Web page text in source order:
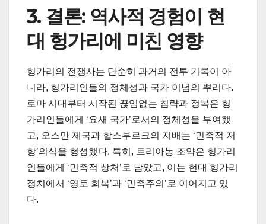
3. 결론: 역사적 경험이 현
대 헝가리에 미친 영향
헝가리의 전쟁사는 단순히 과거의 전투 기록이 아
니라, 헝가리인들의 정체성과 국가 이념의 뿌리다.
로마 시대부터 시작된 끊임없는 침략과 정복은 헝
가리인들에게 ‘요새 국가’로서의 정체성을 부여했
고, 오스만 제국과 합스부르크의 지배는 ‘민족적 저
항’의식을 형성했다. 특히, 트리아농 조약은 헝가리
인들에게 ‘민족적 상처’로 남았고, 이는 현대 헝가리
정치에서 ‘영토 회복’과 ‘민족주의’로 이어지고 있
다.